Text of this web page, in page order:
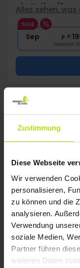
Zustimmung
Diese Webseite
Wir verwenden
personalisieren,
zu können und die
analysieren.
Verwendung
soziale Medien,
Partner führen
weiteren Daten
1x Kaffee/Tee
∞ Gratis
1x 1
Alles sehen,
SALE
Sep p. P.
Gesamt
FAQ
Welche Hotels
Erholung
Kindern?
Rostock| Spa &
zwei Kindern
Zusatzbetten.
Gibt es
Rostock| Spa &